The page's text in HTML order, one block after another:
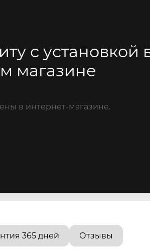
с установкой
магазине
в интернет-магазине.
365 дней Отзывы